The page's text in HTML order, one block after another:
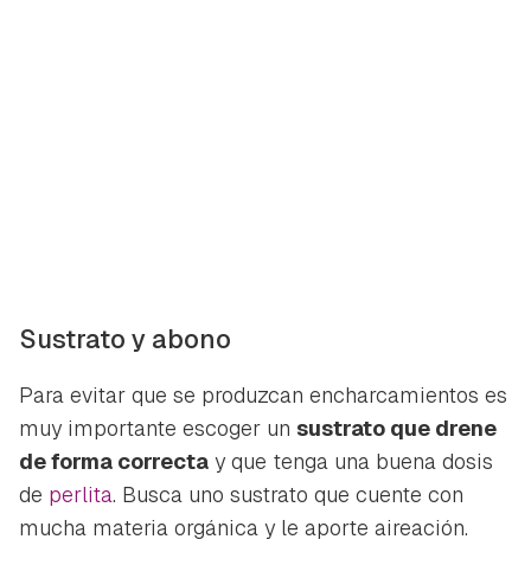
Sustrato y abono
Para evitar que se produzcan encharcamientos es
muy importante escoger un sustrato que drene
de forma correcta y que tenga una buena dosis
de perlita. Busca uno sustrato que cuente con
mucha materia orgánica y le aporte aireación.